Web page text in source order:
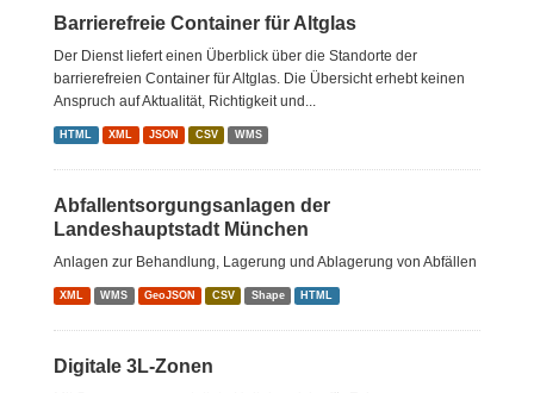
Barrierefreie Container für Altglas
Der Dienst liefert einen Überblick über die Standorte der
barrierefreien Container für Altglas. Die Übersicht erhebt keinen
Anspruch auf Aktualität, Richtigkeit und...
HTML XML JSON CSV WMS
Abfallentsorgungsanlagen der
Landeshauptstadt München
Anlagen zur Behandlung, Lagerung und Ablagerung von Abfällen
XML WMS GeoJSON CSV Shape HTML
Digitale 3L-Zonen